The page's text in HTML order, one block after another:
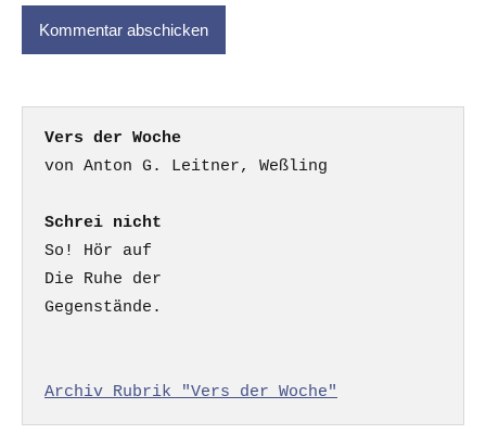
Vers der Woche
Schrei nicht
So! Hör auf
Die Ruhe der
Gegenstände.
Archiv Rubrik "Vers der Woche"